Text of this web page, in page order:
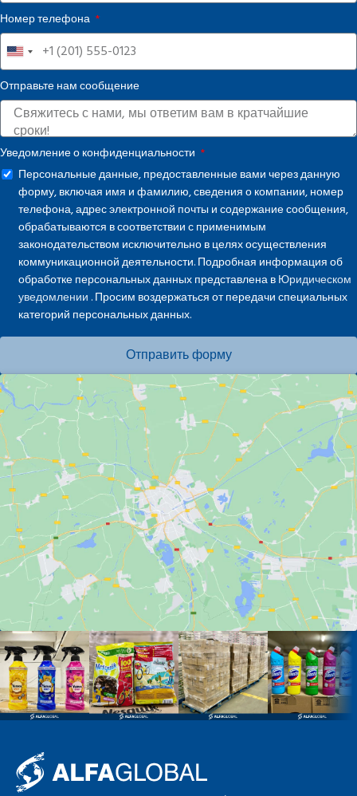
Номер телефона
United
States
+1
Отправьте нам сообщение
Уведомление о конфиденциальности
Персональные данные, предоставленные вами через данную
форму, включая имя и фамилию, сведения о компании, номер
телефона, адрес электронной почты и содержание сообщения,
обрабатываются в соответствии с применимым
законодательством исключительно в целях осуществления
коммуникационной деятельности. Подробная информация об
обработке персональных данных представлена вЮридическом
уведомлении . Просим воздержаться от передачи специальных
категорий персональных данных.
Отправить форму